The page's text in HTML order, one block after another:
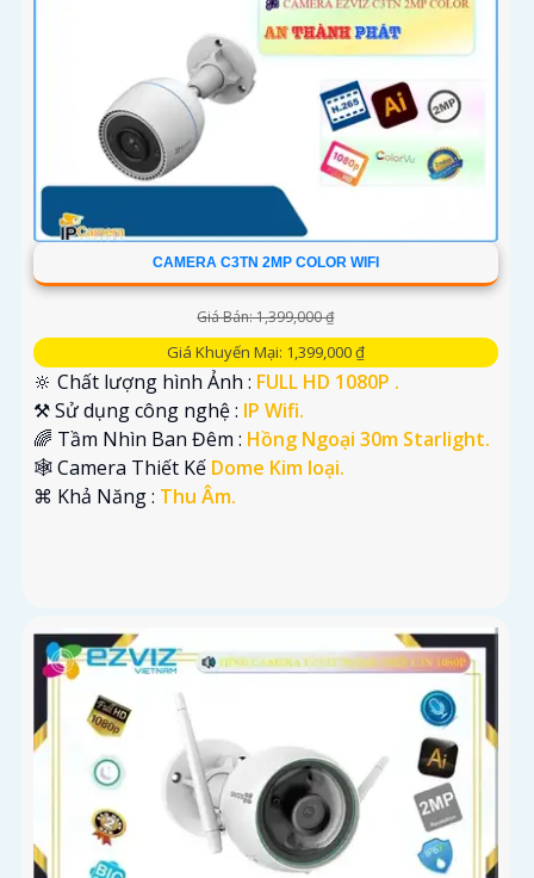
CAMERA C3TN 2MP COLOR WIFI
Giá Bán: 1,399,000 ₫
Giá Khuyến Mại: 1,399,000 ₫
🔆 Chất lượng hình Ảnh : FULL HD 1080P .
⚒ Sử dụng công nghệ : IP Wifi.
🌈 Tầm Nhìn Ban Đêm : Hồng Ngoại 30m Starlight.
🕸️ Camera Thiết Kế Dome Kim loại.
️⌘ Khả Năng : Thu Âm.